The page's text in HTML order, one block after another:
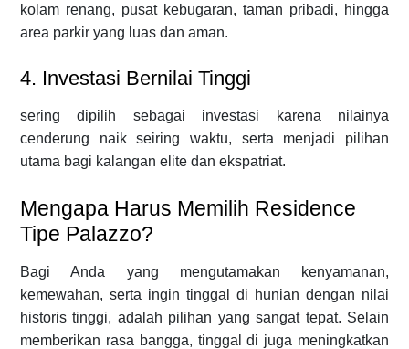
kolam renang, pusat kebugaran, taman pribadi, hingga
area parkir yang luas dan aman.
4. Investasi Bernilai Tinggi
sering dipilih sebagai investasi karena nilainya
cenderung naik seiring waktu, serta menjadi pilihan
utama bagi kalangan elite dan ekspatriat.
Mengapa Harus Memilih Residence
Tipe Palazzo?
Bagi Anda yang mengutamakan kenyamanan,
kemewahan, serta ingin tinggal di hunian dengan nilai
historis tinggi, adalah pilihan yang sangat tepat. Selain
memberikan rasa bangga, tinggal di juga meningkatkan